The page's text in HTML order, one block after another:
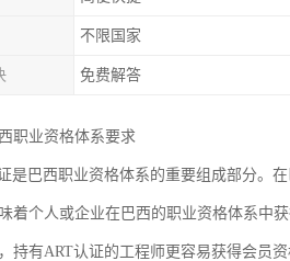
不限国家
免费解答
职业资格体系要求
是巴西职业资格体系的重要组成部分。
着个人或企业在巴西的职业资格体系中
持有ART认证的工程师更容易获得会员